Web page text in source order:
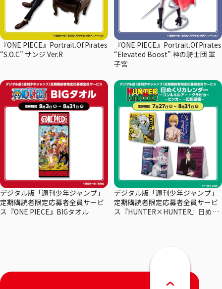
『ONE PIECE』Portrait.Of.Pirates
“S.O.C” サンジ Ver.R
『ONE PIECE』Portrait.Of.Pirates
“Elevated Boost” 神の騎士団 軍
子宮
デジタル版「週刊少年ジャンプ」
定期購読者限定応募者全員サービ
ス『ONE PIECE』BIGタオル
デジタル版「週刊少年ジャンプ」
定期購読者限定応募者全員サービ
ス『HUNTER×HUNTER』日めく